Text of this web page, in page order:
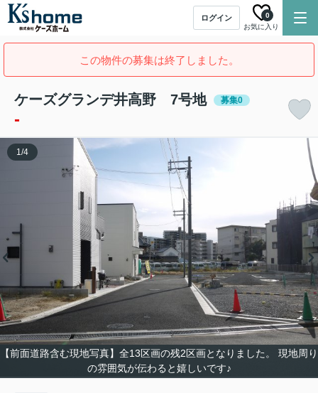
ログイン
お気に入り
0
この物件の募集は終了しました。
ケーズグランデ井高野 7号地 募集0
-
【前面道路含む現地写真】全13区画の残2区画となりました。 現地周り
の雰囲気が伝わると嬉しいです♪
1/4